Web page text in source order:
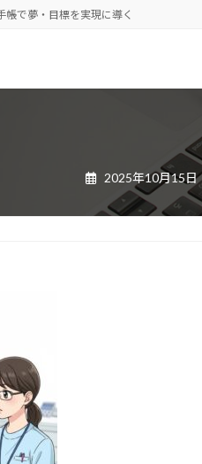
帳で夢・目標を実現に導く
2025年10月15日